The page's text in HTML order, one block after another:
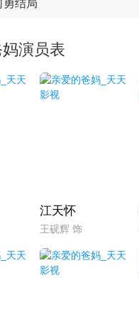
勇结局
演员表
江天怀
王砚辉 饰